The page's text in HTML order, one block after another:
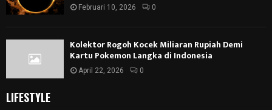
Februari 10, 2026 0
Kolektor Rogoh Kocek Miliaran Rupiah Demi
Kartu Pokemon Langka di Indonesia
April 22, 2026 0
LIFESTYLE